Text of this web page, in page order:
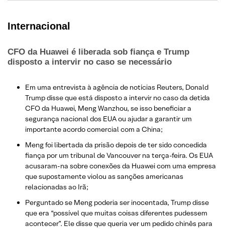
Internacional
CFO da Huawei é liberada sob fiança e Trump
disposto a intervir no caso se necessário
Em uma entrevista à agência de notícias Reuters, Donald
Trump disse que está disposto a intervir no caso da detida
CFO da Huawei, Meng Wanzhou, se isso beneficiar a
segurança nacional dos EUA ou ajudar a garantir um
importante acordo comercial com a China;
Meng foi libertada da prisão depois de ter sido concedida
fiança por um tribunal de Vancouver na terça-feira. Os EUA
acusaram-na sobre conexões da Huawei com uma empresa
que supostamente violou as sanções americanas
relacionadas ao Irã;
​Perguntado se Meng poderia ser inocentada, Trump disse
que era “possível que muitas coisas diferentes pudessem
acontecer”. Ele disse que queria ver um pedido chinês para